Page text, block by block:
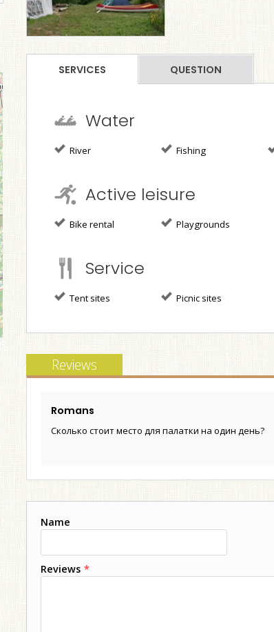
SERVICES QUESTION
Water
River Fishing
Active leisure
Bike rental Playgrounds
Service
Tent sites Picnic sites
Reviews
Romans
Сколько стоит место для палатки на один день?
Name
Reviews *